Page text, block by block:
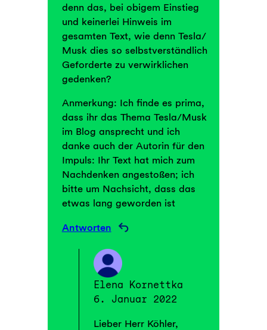
denn das, bei obigem Einstieg
und keinerlei Hinweis im
gesamten Text, wie denn Tesla/
Musk dies so selbstverständlich
Geforderte zu verwirklichen
gedenken?
Anmerkung: Ich finde es prima,
dass ihr das Thema Tesla/Musk
im Blog ansprecht und ich
danke auch der Autorin für den
Impuls: Ihr Text hat mich zum
Nachdenken angestoßen; ich
bitte um Nachsicht, dass das
etwas lang geworden ist
Antworten
Elena Kornettka
6. Januar 2022
Lieber Herr Köhler,